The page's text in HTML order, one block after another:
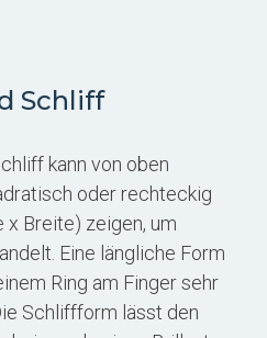
Schliff
kann von oben
oder rechteckig
x Breite) zeigen, um
Eine längliche Form
Ring am Finger sehr
Schliffform lässt den